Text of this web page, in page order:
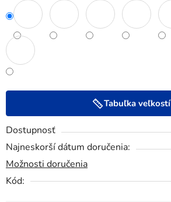
Tabuľka veľkostí
Dostupnosť
Najneskorší dátum doručenia:
Možnosti doručenia
Kód: